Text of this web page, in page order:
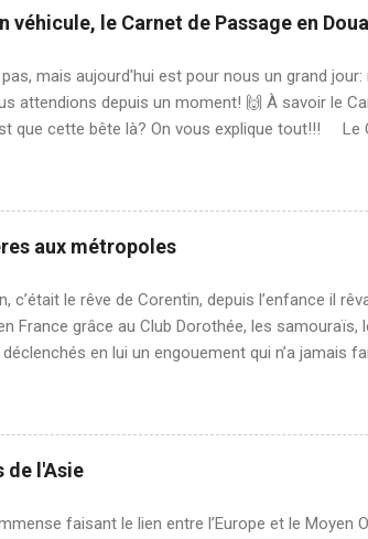
= tout chemin Rehaussement des
limité À quoi sert le pack MR ? Chaque
et protèg...
véhicule, le Carnet de Passage en
mais aujourd'hui est pour nous un grand
attendions depuis un moment! 🙌 À savoir le
que cette bête là? On vous explique tout!!! Le
avec son sac à dos 👌 En effet certains pays
entre les pays du monde. Le Carnet de
comme quoi les propriétaires du
souhaitent visiter. Ça peut paraître absurde
Peu importe, principe...
aux métropoles
c’était le rêve de Corentin, depuis l’enfance il
France grâce au Club Dorothée, les samouraïs,
en lui un engouement qui n’a jamais
façon d’être autrement dépaysé. Lorsque
monde, la société et le style de vie australien
est malheureusement peu visible. Je
et découvrir une autre société. C’est ainsi que
de l'Asie
faisant le lien entre l’Europe et le